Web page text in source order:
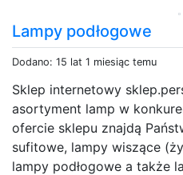
Lampy podłogowe
Dodano: 15 lat 1 miesiąc temu
Sklep internetowy
asortyment lamp w
ofercie sklepu znajdą
sufitowe, lampy wiszące
lampy podłogowe a także